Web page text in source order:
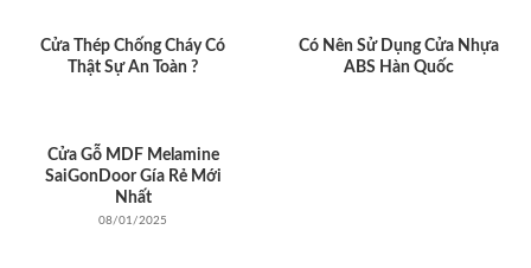
Cửa Thép Chống Cháy Có
Thật Sự An Toàn ?
Có Nên Sử Dụng Cửa Nhựa
ABS Hàn Quốc
Cửa Gỗ MDF Melamine
SaiGonDoor Gía Rẻ Mới
Nhất
08/01/2025